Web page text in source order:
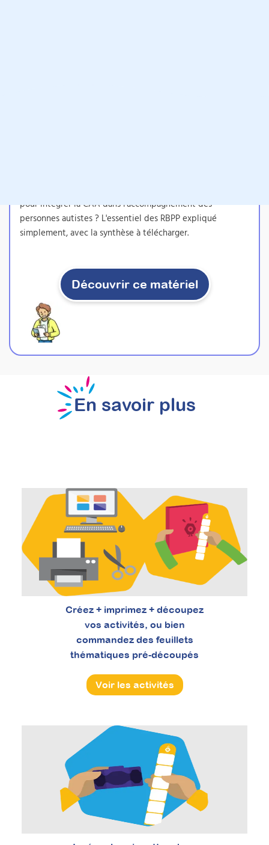
pour intégrer la CAA dans l'accompagnement des
personnes autistes ? L'essentiel des RBPP expliqué
simplement, avec la synthèse à télécharger.
Découvrir ce matériel
En savoir plus
Créez + imprimez + découpez
vos activités, ou bien
commandez des feuillets
thématiques pré-découpés
Voir les activités